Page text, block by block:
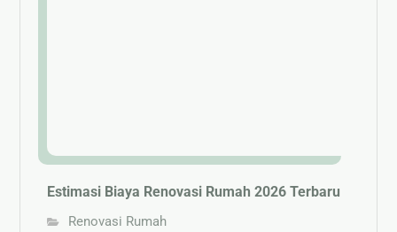
Estimasi Biaya Renovasi Rumah 2026 Terbaru
Renovasi Rumah